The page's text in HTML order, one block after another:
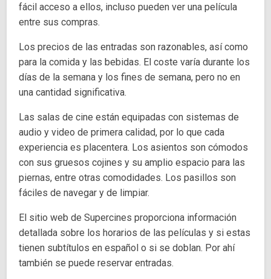
fácil acceso a ellos, incluso pueden ver una película
entre sus compras.
Los precios de las entradas son razonables, así como
para la comida y las bebidas. El coste varía durante los
días de la semana y los fines de semana, pero no en
una cantidad significativa.
Las salas de cine están equipadas con sistemas de
audio y video de primera calidad, por lo que cada
experiencia es placentera. Los asientos son cómodos
con sus gruesos cojines y su amplio espacio para las
piernas, entre otras comodidades. Los pasillos son
fáciles de navegar y de limpiar.
El sitio web de Supercines proporciona información
detallada sobre los horarios de las películas y si estas
tienen subtítulos en español o si se doblan. Por ahí
también se puede reservar entradas.